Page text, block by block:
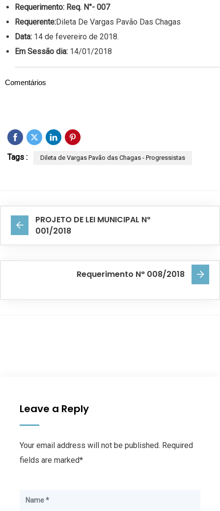
Requerimento: Req. N°- 007
Requerente:Dileta De Vargas Pavão Das Chagas
Data: 14 de fevereiro de 2018.
Em Sessão dia: 14/01/2018
Comentários
Tags : Dileta de Vargas Pavão das Chagas - Progressistas
PROJETO DE LEI MUNICIPAL Nº
001/2018
Requerimento N° 008/2018
Leave a Reply
Your email address will not be published. Required
fields are marked*